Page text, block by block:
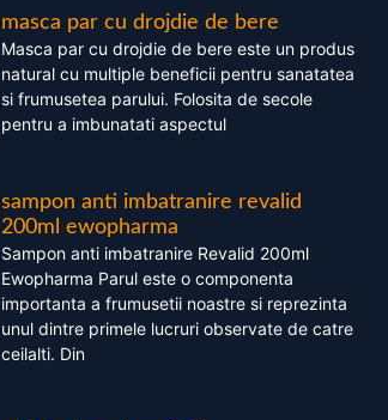
masca par cu drojdie de bere
Masca par cu drojdie de bere este un produs
natural cu multiple beneficii pentru sanatatea
si frumusetea parului. Folosita de secole
pentru a imbunatati aspectul
sampon anti imbatranire revalid
200ml ewopharma
Sampon anti imbatranire Revalid 200ml
Ewopharma Parul este o componenta
importanta a frumusetii noastre si reprezinta
unul dintre primele lucruri observate de catre
ceilalti. Din